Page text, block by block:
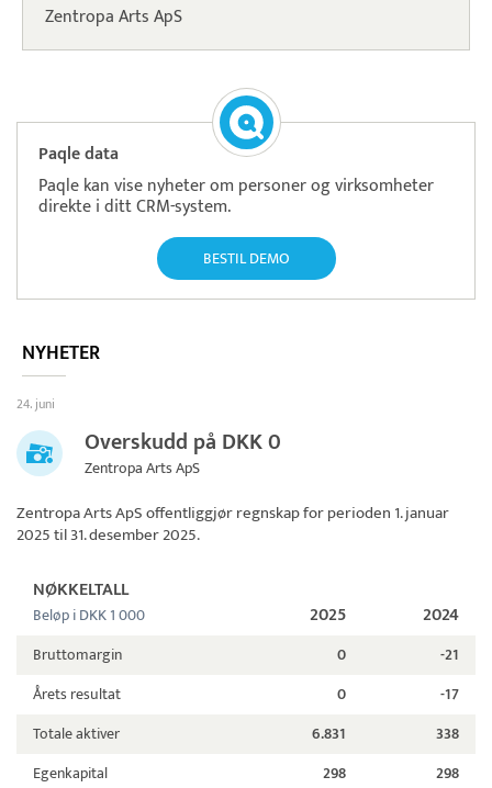
Zentropa Arts ApS
Paqle data
Paqle kan vise nyheter om personer og virksomheter
direkte i ditt CRM-system.
BESTIL DEMO
NYHETER
24. juni
Overskudd på DKK 0
Zentropa Arts ApS
Zentropa Arts ApSoffentliggjør regnskap for perioden 1. januar
2025 til 31. desember 2025.
NØKKELTALL
Beløp i DKK 1 000 2025 2024
Bruttomargin 0
-21
Årets resultat
0
-17
Totale aktiver
6.831
338
Egenkapital
298 298